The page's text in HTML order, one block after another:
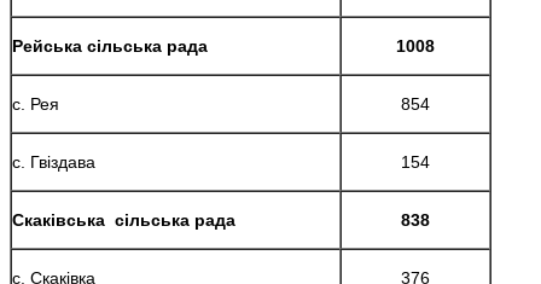
Рейська сільська рада 1008
с. Рея 854
с. Гвіздава 154
Скаківська сільська рада 838
с. Скаківка 376